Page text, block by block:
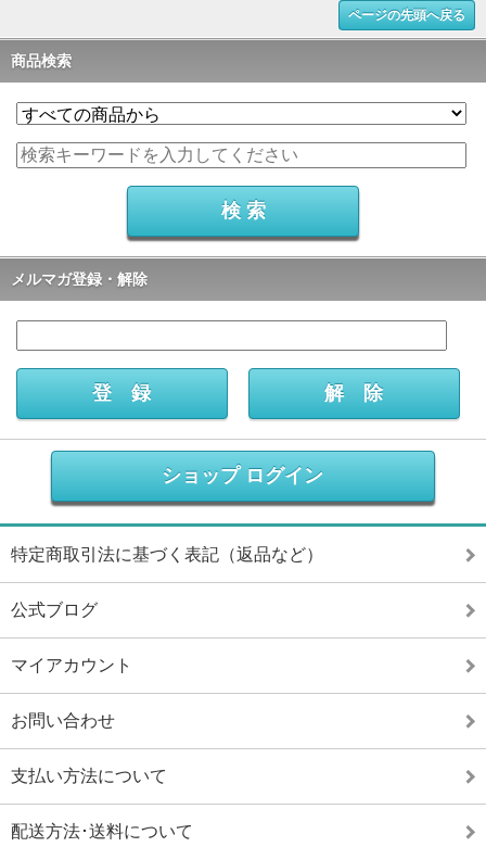
ページの先頭へ戻る
商品検索
メルマガ登録・解除
ショップ ログイン
特定商取引法に基づく表記（返品など）
公式ブログ
マイアカウント
お問い合わせ
支払い方法について
配送方法･送料について